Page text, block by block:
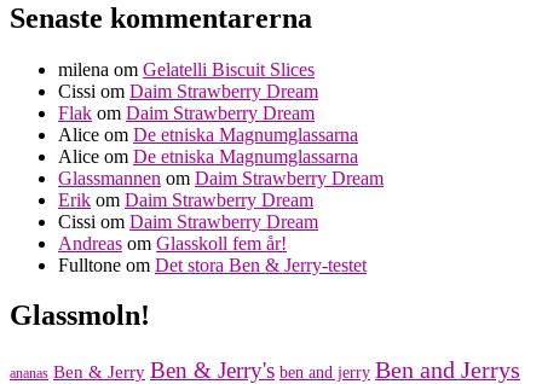
Senaste kommentarerna
milena om Gelatelli Biscuit Slices
Cissi om Daim Strawberry Dream
Flak om Daim Strawberry Dream
Alice om De etniska Magnumglassarna
Alice om De etniska Magnumglassarna
Glassmannen om Daim Strawberry Dream
Erik om Daim Strawberry Dream
Cissi om Daim Strawberry Dream
Andreas om Glasskoll fem år!
Fulltone om Det stora Ben & Jerry-testet
Glassmoln!
ananas Ben & Jerry Ben & Jerry's ben and jerry Ben and Jerrys